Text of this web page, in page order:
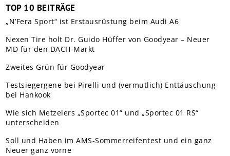
TOP 10 BEITRÄGE
„N’Fera Sport“ ist Erstausrüstung beim Audi A6
Nexen Tire holt Dr. Guido Hüffer von Goodyear – Neuer
MD für den DACH-Markt
Zweites Grün für Goodyear
Testsiegergene bei Pirelli und (vermutlich) Enttäuschung
bei Hankook
Wie sich Metzelers „Sportec 01“ und „Sportec 01 RS“
unterscheiden
Soll und Haben im AMS-Sommerreifentest und ein ganz
Neuer ganz vorne